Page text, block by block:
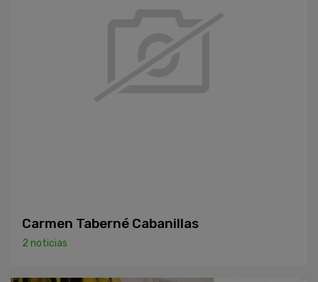
Carmen Taberné Cabanillas
2 noticias